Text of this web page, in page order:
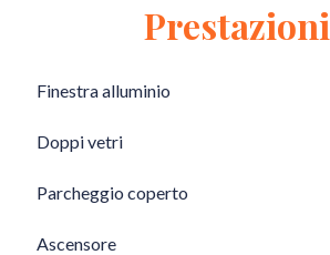
Prestazioni
Finestra alluminio
Doppi vetri
Parcheggio coperto
Ascensore